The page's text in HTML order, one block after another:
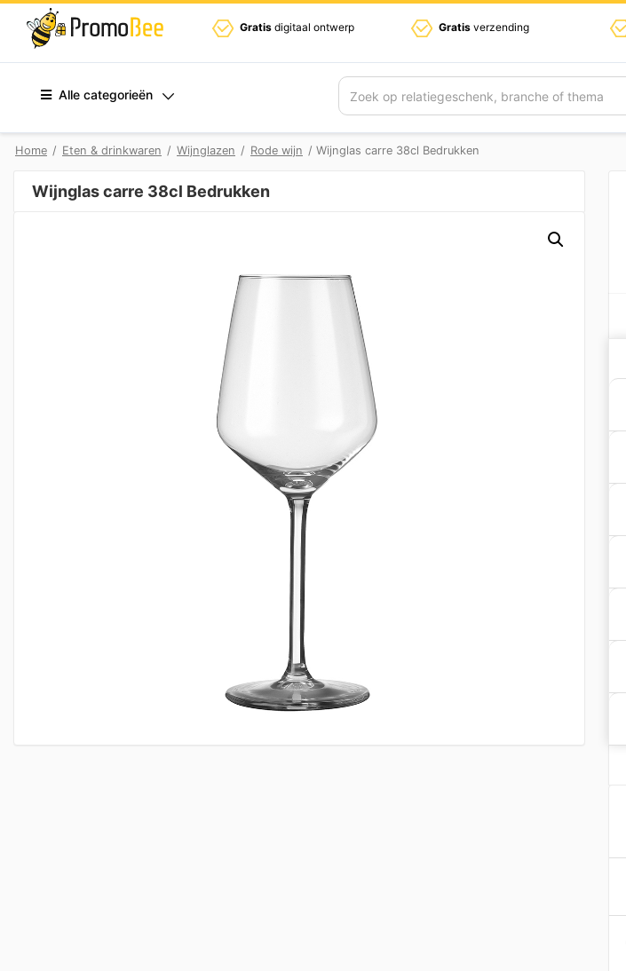
Gratis digitaal ontwerp Gratis verzending
Alle categorieën Zoek
Home / Eten & drinkwaren / Wijnglazen / Rode wijn / Wijnglas carre 38cl Bedrukken
Wijnglas carre 38cl Bedrukken